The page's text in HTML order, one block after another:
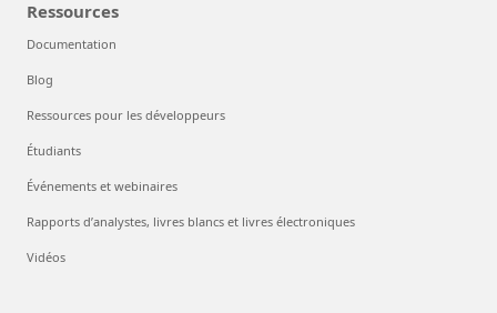
Ressources
Documentation
Blog
Ressources pour les développeurs
Étudiants
Événements et webinaires
Rapports d’analystes, livres blancs et livres électroniques
Vidéos